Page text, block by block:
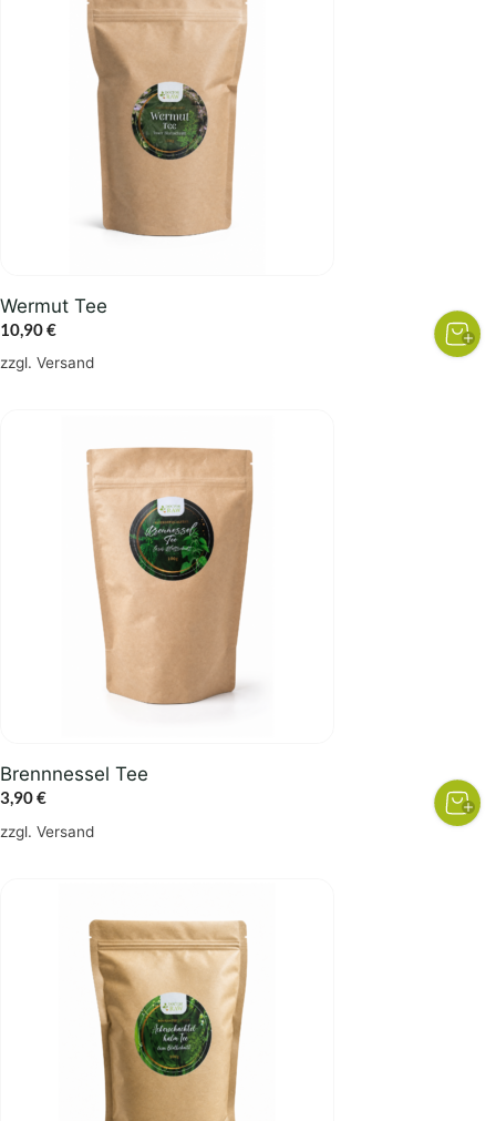
Wermut Tee
10,90€
zzgl. Versand
Brennnessel Tee
3,90€
zzgl. Versand